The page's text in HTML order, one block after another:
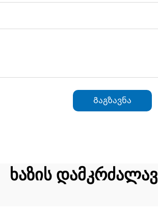
Გაგზავნა
ხაზის